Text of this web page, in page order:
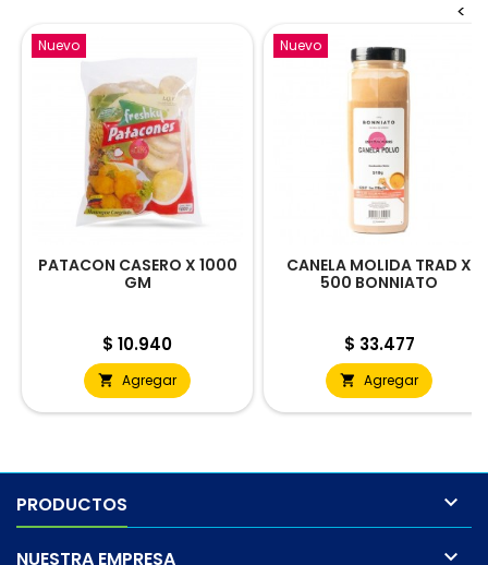
<
Nuevo
PATACON CASERO X 1000
GM
Precio
$ 10.940
 Agregar
Nuevo
CANELA MOLIDA TRAD X
500 BONNIATO
Precio
$ 33.477
 Agregar
PRODUCTOS 
NUESTRA EMPRESA 